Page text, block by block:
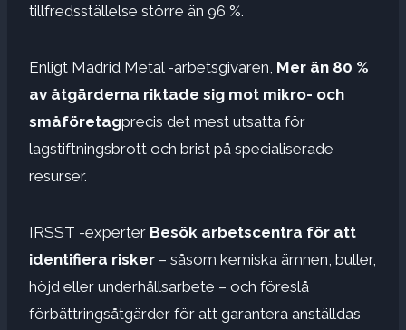
tillfredsställelse större än 96 %.
Enligt Madrid Metal -arbetsgivaren, Mer än 80 %
av åtgärderna riktade sig mot mikro- och
småföretagprecis det mest utsatta för
lagstiftningsbrott och brist på specialiserade
resurser.
IRSST -experter Besök arbetscentra för att
identifiera risker – såsom kemiska ämnen, buller,
höjd eller underhållsarbete – och föreslå
förbättringsåtgärder för att garantera anställdas